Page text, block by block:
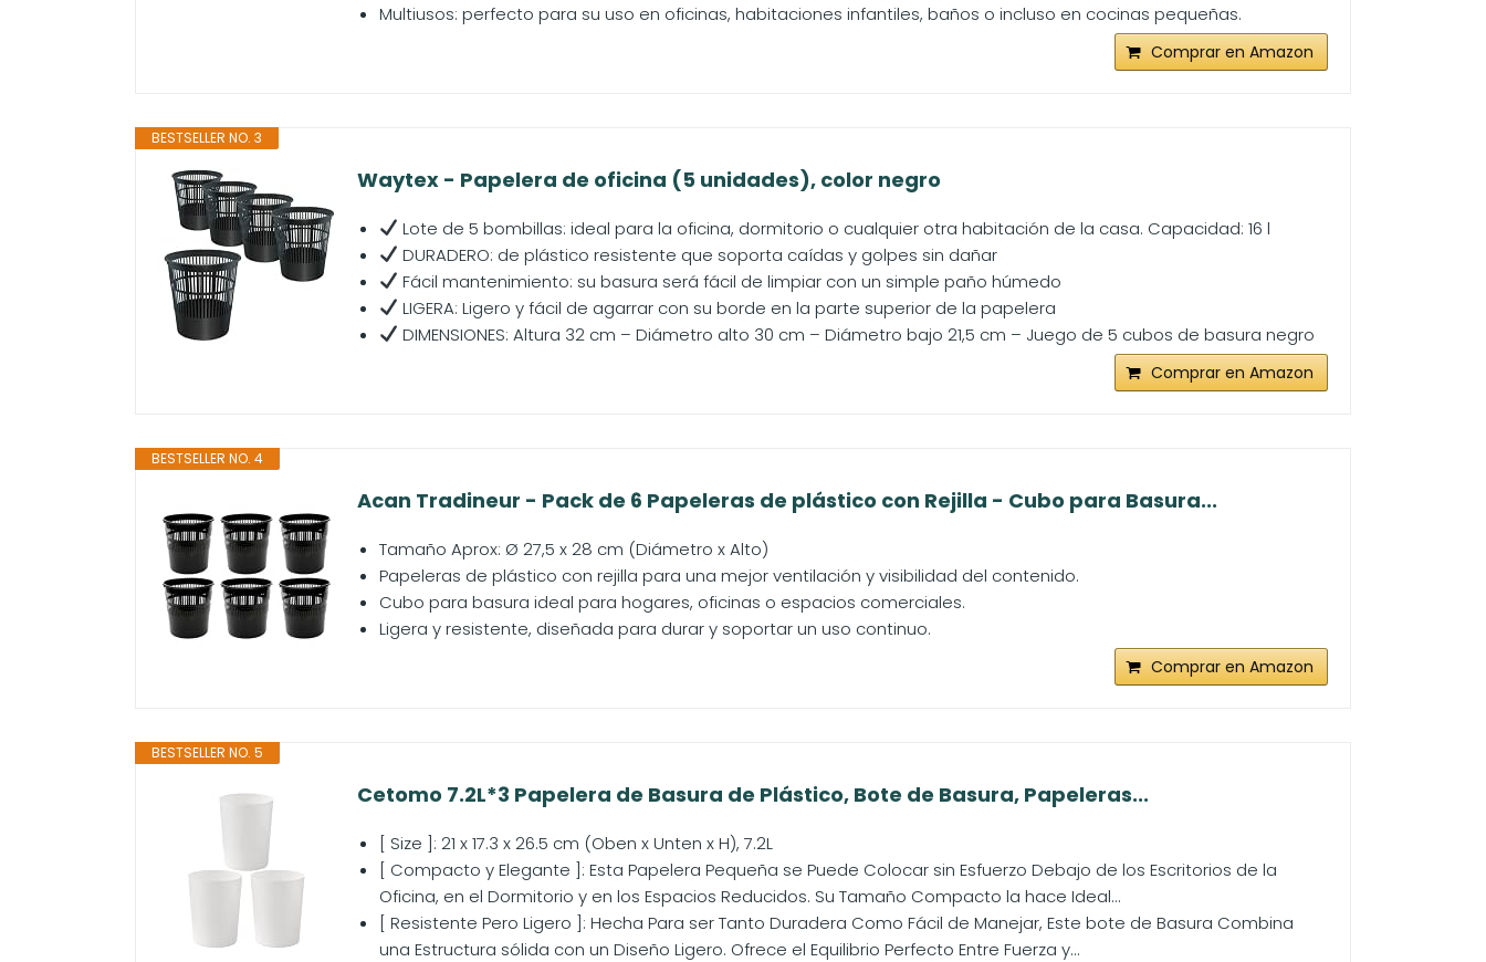
Multiusos: perfecto para su uso en oficinas, habitaciones infantiles, baños o incluso en cocinas pequeñas.
Comprar en Amazon
BESTSELLER NO. 3
Waytex - Papelera de oficina (5 unidades), color negro
Lote de 5 bombillas: ideal para la oficina, dormitorio o cualquier otra habitación de la casa. Capacidad: 16 l
DURADERO: de plástico resistente que soporta caídas y golpes sin dañar
Fácil mantenimiento: su basura será fácil de limpiar con un simple paño húmedo
LIGERA: Ligero y fácil de agarrar con su borde en la parte superior de la papelera
DIMENSIONES: Altura 32 cm – Diámetro alto 30 cm – Diámetro bajo 21,5 cm – Juego de 5 cubos de basura negro
Comprar en Amazon
BESTSELLER NO. 4
Acan Tradineur - Pack de 6 Papeleras de plástico con Rejilla - Cubo para Basura...
Tamaño Aprox: Ø 27,5 x 28 cm (Diámetro x Alto)
Papeleras de plástico con rejilla para una mejor ventilación y visibilidad del contenido.
Cubo para basura ideal para hogares, oficinas o espacios comerciales.
Ligera y resistente, diseñada para durar y soportar un uso continuo.
Comprar en Amazon
BESTSELLER NO. 5
Cetomo 7.2L*3 Papelera de Basura de Plástico, Bote de Basura, Papeleras...
[ Size ]: 21 x 17.3 x 26.5 cm (Oben x Unten x H), 7.2L
[ Compacto y Elegante ]: Esta Papelera Pequeña se Puede Colocar sin Esfuerzo Debajo de los Escritorios de la
Oficina, en el Dormitorio y en los Espacios Reducidos. Su Tamaño Compacto la hace Ideal...
[ Resistente Pero Ligero ]: Hecha Para ser Tanto Duradera Como Fácil de Manejar, Este bote de Basura Combina
una Estructura sólida con un Diseño Ligero. Ofrece el Equilibrio Perfecto Entre Fuerza y...